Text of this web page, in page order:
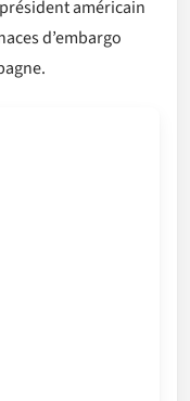
américain
d’embargo